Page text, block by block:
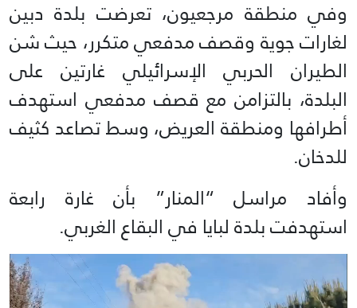
وفي منطقة مرجعيون، تعرضت بلدة دبين
لغارات جوية وقصف مدفعي متكرر، حيث شن
الطيران الحربي الإسرائيلي غارتين على
البلدة، بالتزامن مع قصف مدفعي استهدف
أطرافها ومنطقة العريض، وسط تصاعد كثيف
للدخان.
وأفاد مراسل “المنار” بأن غارة رابعة
استهدفت بلدة لبايا في البقاع الغربي.